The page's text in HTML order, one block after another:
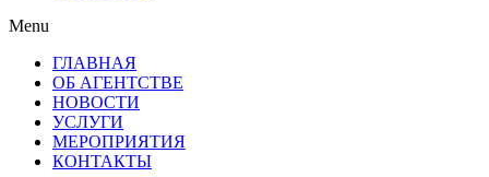
Menu
ГЛАВНАЯ
ОБ АГЕНТСТВЕ
НОВОСТИ
УСЛУГИ
МЕРОПРИЯТИЯ
КОНТАКТЫ